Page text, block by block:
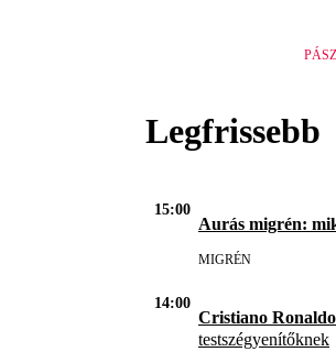
Legfrissebb
15:00
Aurás migrén:
MIGRÉN
14:00
Cristiano
testszégyenítőknek